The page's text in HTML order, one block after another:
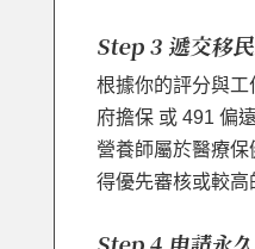
Step 3 遞交移
根據你的評分與
府擔保 或 491 偏
營養師屬於醫療
得優先審核或較高
Step 4 申請永